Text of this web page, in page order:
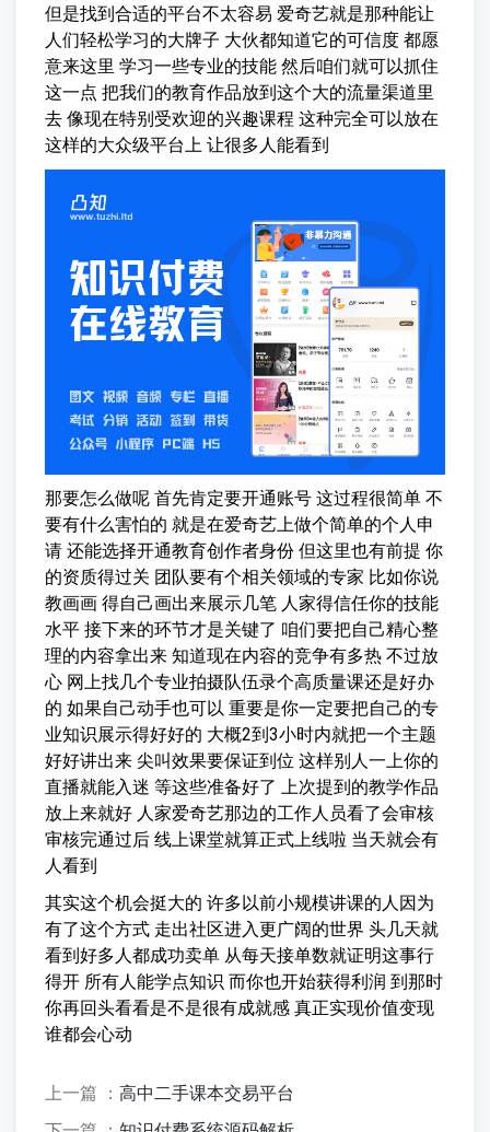
但是找到合适的平台不太容易 爱奇艺就是那种能让
人们轻松学习的大牌子 大伙都知道它的可信度 都愿
意来这里 学习一些专业的技能 然后咱们就可以抓住
这一点 把我们的教育作品放到这个大的流量渠道里
去 像现在特别受欢迎的兴趣课程 这种完全可以放在
这样的大众级平台上 让很多人能看到
那要怎么做呢 首先肯定要开通账号 这过程很简单 不
要有什么害怕的 就是在爱奇艺上做个简单的个人申
请 还能选择开通教育创作者身份 但这里也有前提 你
的资质得过关 团队要有个相关领域的专家 比如你说
教画画 得自己画出来展示几笔 人家得信任你的技能
水平 接下来的环节才是关键了 咱们要把自己精心整
理的内容拿出来 知道现在内容的竞争有多热 不过放
心 网上找几个专业拍摄队伍录个高质量课还是好办
的 如果自己动手也可以 重要是你一定要把自己的专
业知识展示得好好的 大概2到3小时内就把一个主题
好好讲出来 尖叫效果要保证到位 这样别人一上你的
直播就能入迷 等这些准备好了 上次提到的教学作品
放上来就好 人家爱奇艺那边的工作人员看了会审核
审核完通过后 线上课堂就算正式上线啦 当天就会有
人看到
其实这个机会挺大的 许多以前小规模讲课的人因为
有了这个方式 走出社区进入更广阔的世界 头几天就
看到好多人都成功卖单 从每天接单数就证明这事行
得开 所有人能学点知识 而你也开始获得利润 到那时
你再回头看看是不是很有成就感 真正实现价值变现
谁都会心动
上一篇 ： 高中二手课本交易平台